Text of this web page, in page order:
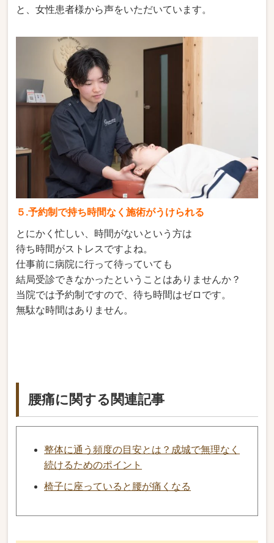
と、女性患者様から声をいただいています。
５.予約制で持ち時間なく施術がうけられる
とにかく忙しい、時間がないという方は
待ち時間がストレスですよね。
仕事前に病院に行って待っていても
結局受診できなかったということはありませんか？
当院では予約制ですので、待ち時間はゼロです。
無駄な時間はありません。
腰痛に関する関連記事
整体に通う頻度の目安とは？成城で無理なく
続けるためのポイント
椅子に座っていると腰が痛くなる